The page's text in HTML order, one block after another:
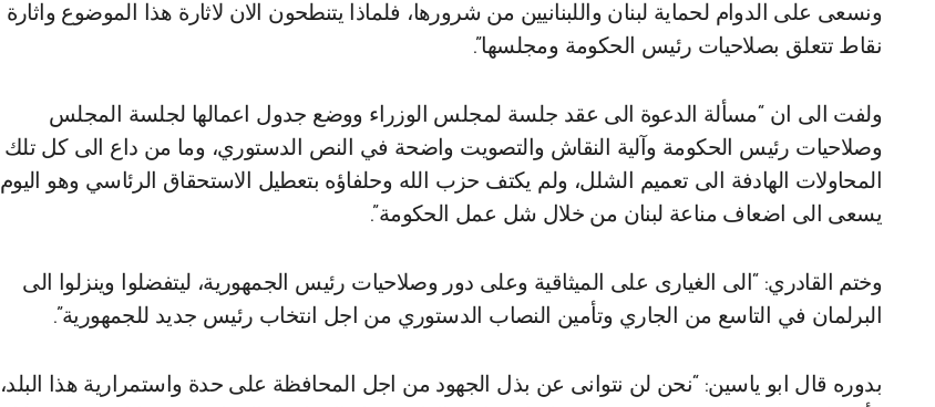
ونسعى على الدوام لحماية لبنان واللبنانيين من شرورها، فلماذا يتنطحون الان لاثارة هذا الموضوع واثارة
نقاط تتعلق بصلاحيات رئيس الحكومة ومجلسها”.
ولفت الى ان “مسألة الدعوة الى عقد جلسة لمجلس الوزراء ووضع جدول اعمالها لجلسة المجلس
وصلاحيات رئيس الحكومة وآلية النقاش والتصويت واضحة في النص الدستوري، وما من داع الى كل تلك
المحاولات الهادفة الى تعميم الشلل، ولم يكتف حزب الله وحلفاؤه بتعطيل الاستحقاق الرئاسي وهو اليوم
يسعى الى اضعاف مناعة لبنان من خلال شل عمل الحكومة”.
وختم القادري: “الى الغيارى على الميثاقية وعلى دور وصلاحيات رئيس الجمهورية، ليتفضلوا وينزلوا الى
البرلمان في التاسع من الجاري وتأمين النصاب الدستوري من اجل انتخاب رئيس جديد للجمهورية”.
بدوره قال ابو ياسين: “نحن لن نتوانى عن بذل الجهود من اجل المحافظة على حدة واستمرارية هذا البلد،